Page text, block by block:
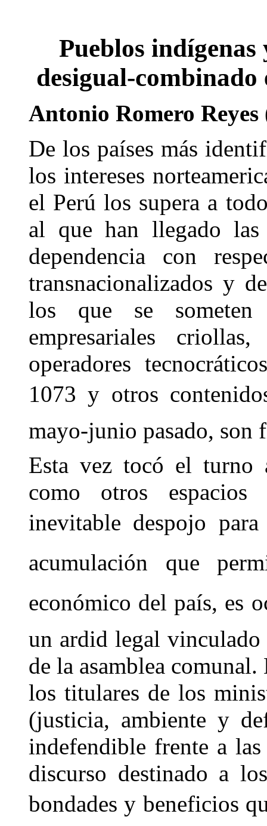
Pueblos
desigual-
Antonio Romero
De los países más
los intereses
el Perú los supera a
al que han llegado las
dependencia con
transnacionalizados y
los que se someten
empresariales
operadores
1073 y otros
mayo-junio pasado, son
Esta vez tocó el turno
como otros
inevitable despojo
acumulación que
económico del país, es
un ardid legal
de la asamblea
los titulares de los
(justicia, ambiente y
indefendible frente a
discurso destinado a
bondades y